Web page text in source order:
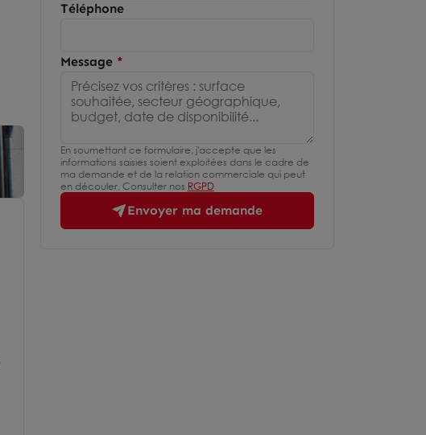
Téléphone
Message
En soumettant ce formulaire, j'accepte que les
informations saisies soient exploitées dans le cadre de
ma demande et de la relation commerciale qui peut
en découler. Consulter nos RGPD
Envoyer ma demande